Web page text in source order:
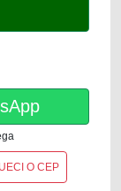
O CEP